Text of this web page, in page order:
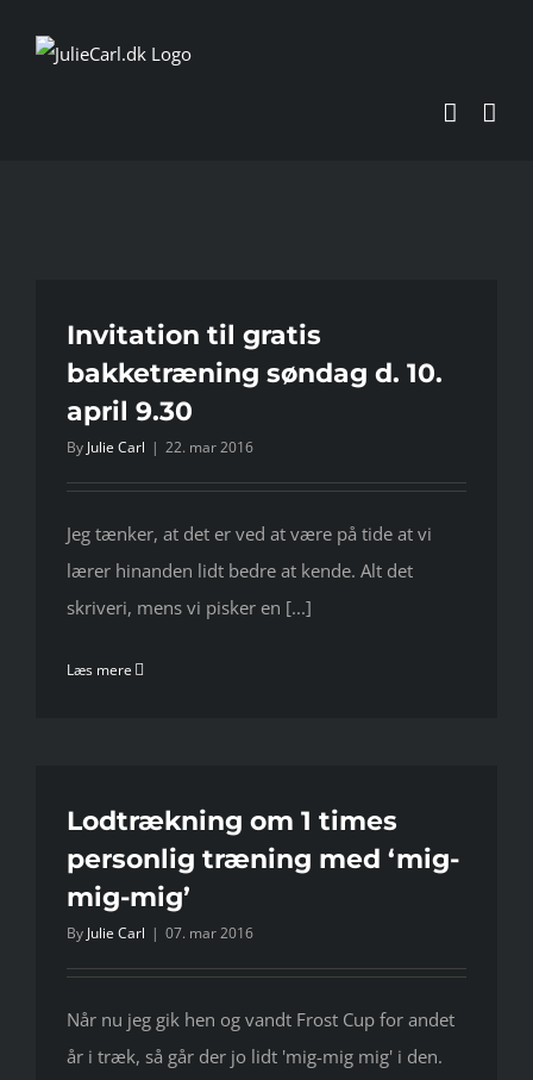
Invitation til gratis
bakketræning søndag d. 10.
april 9.30
By Julie Carl | 22. mar 2016
Jeg tænker, at det er ved at være på tide at vi
lærer hinanden lidt bedre at kende. Alt det
skriveri, mens vi pisker en [...]
Læs mere
Lodtrækning om 1 times
personlig træning med ‘mig-
mig-mig’
By Julie Carl | 07. mar 2016
Når nu jeg gik hen og vandt Frost Cup for andet
år i træk, så går der jo lidt 'mig-mig mig' i den.